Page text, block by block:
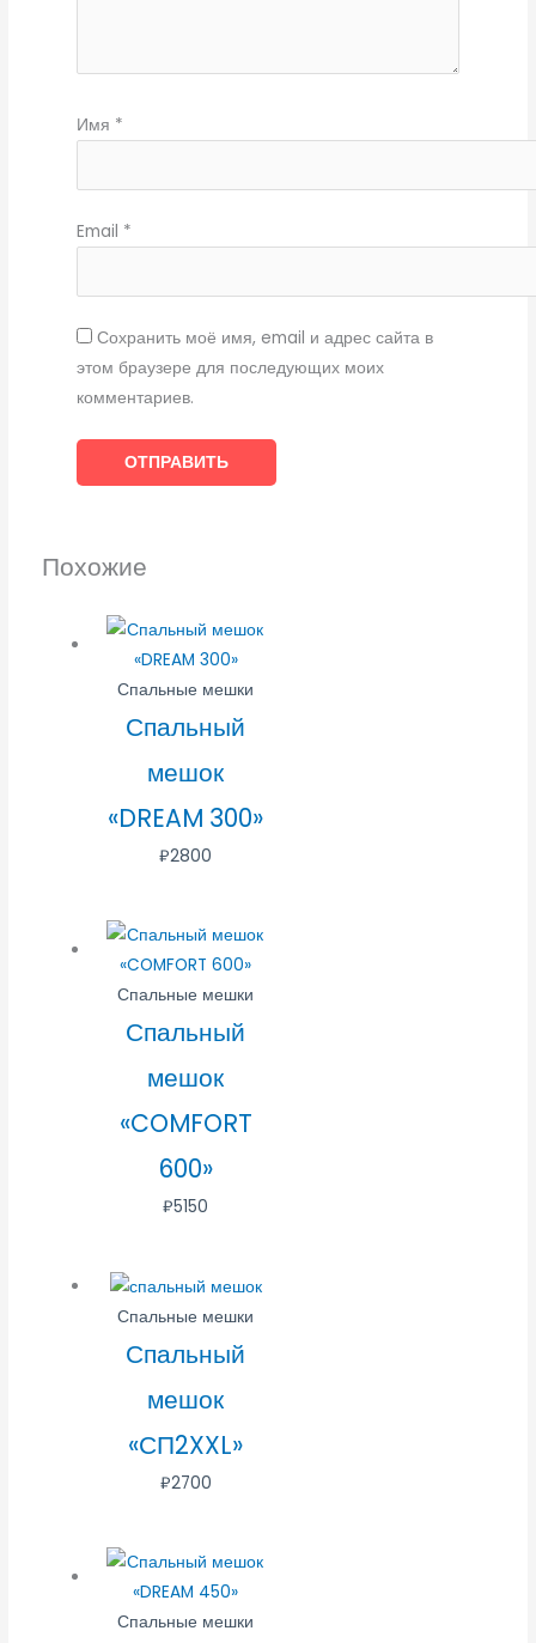
Имя *
Email *
Сохранить моё имя, email и адрес сайта в
этом браузере для последующих моих
комментариев.
Похожие
Спальные мешки
Спальный
мешок
«DREAM 300»
₽2800
Спальные мешки
Спальный
мешок
«COMFORT
600»
₽5150
Спальные мешки
Спальный
мешок
«СП2XXL»
₽2700
Спальные мешки